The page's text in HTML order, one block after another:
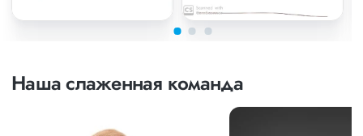
Наша слаженная команда